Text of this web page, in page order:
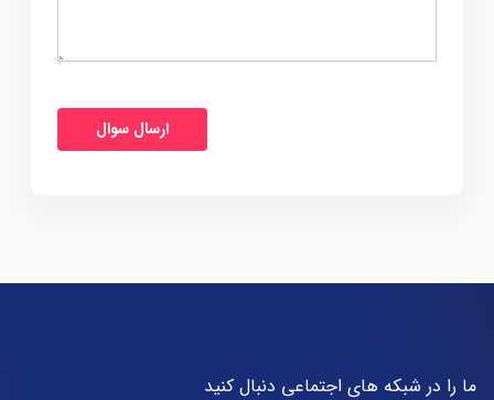
ما را در شبکه های اجتماعی دنبال کنید